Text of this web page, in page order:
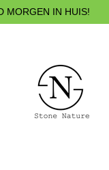
MORGEN IN HUIS!